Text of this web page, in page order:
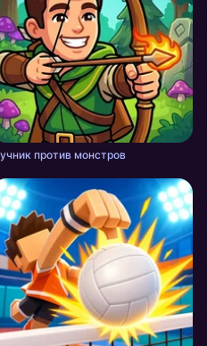
против монстров